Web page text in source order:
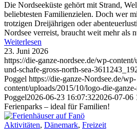
Die Nordseeküste gehört mit Strand,
beliebtesten Familienzielen. Doch wer
trotzigen Dreijährigen oder
Nordsee verreist, braucht weit mehr als
Weiterlesen
23. Juni 2026
https://die-ganze-nordsee.de/wp-
und-schafe-gross-north-sea-
Poggel https://die-ganze-Nordsee.de/wp-
content/uploads/2015/10/logo-die-
Poggel2026-06-23 16:07:322026-07-06
Ferienparks – ideal für Familien!
Aktivitäten, Dänemark, Freizeit